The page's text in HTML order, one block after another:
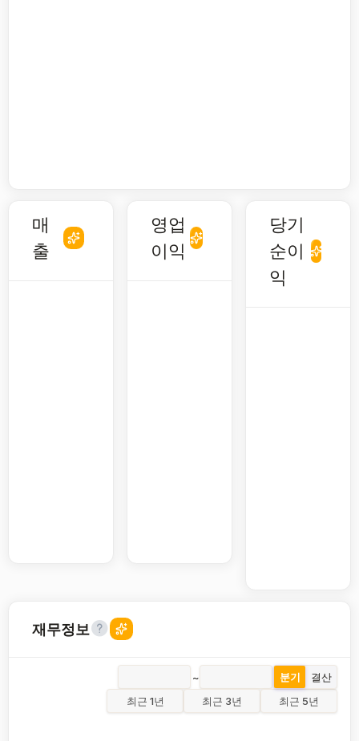
매
출
영업
이익
당기
순이
익
재무정보
~ 분기
결산
최근 1년
최근 3년 최근 5년